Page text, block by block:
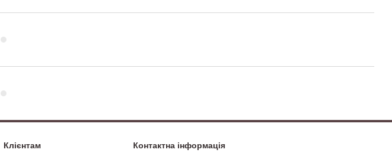
Клієнтам Контактна інформація